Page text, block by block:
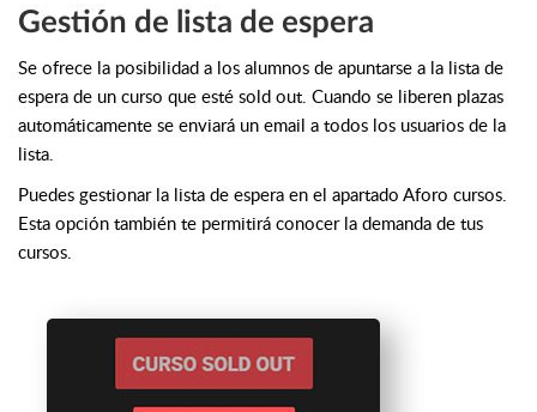
Gestión de lista de espera
Se ofrece la posibilidad a los alumnos de apuntarse a la lista de
espera de un curso que esté sold out. Cuando se liberen plazas
automáticamente se enviará un email a todos los usuarios de la
lista.
Puedes gestionar la lista de espera en el apartado Aforo cursos.
Esta opción también te permitirá conocer la demanda de tus
cursos.